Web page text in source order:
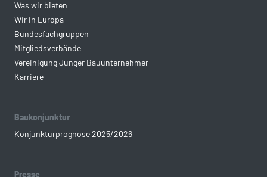
Was wir bieten
Wir in Europa
Bundesfachgruppen
Mitgliedsverbände
Vereinigung Junger Bauunternehmer
Karriere
Baukonjunktur
Konjunkturprognose 2025/2026
Presse